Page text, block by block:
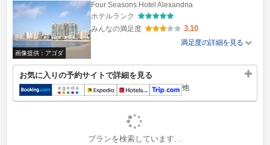
画像提供：アゴダ
Four Seasons Hotel Alexandria
ホテルランク
みんなの満足度
3.10
満足度の詳細を見る
お気に入りの予約サイトで詳細を見る
他
プランを検索しています…